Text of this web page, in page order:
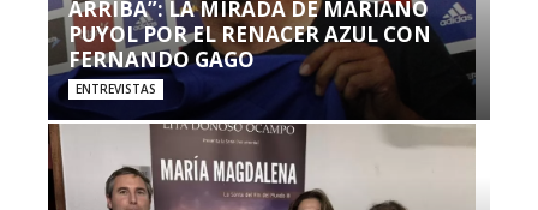
ARRIBA”: LA MIRADA DE MARIANO
PUYOL POR EL RENACER AZUL CON
FERNANDO GAGO
ENTREVISTAS